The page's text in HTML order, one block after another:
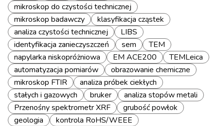
mikroskop do czystości technicznej
mikroskop badawczy
klasyfikacja cząstek
analiza czystości technicznej
LIBS
identyfikacja zanieczyszczeń
sem
TEM
napylarka niskopróżniowa
EM ACE200
TEMLeica
automatyzacja pomiarów
obrazowanie chemiczne
mikroskop FTIR
analiza próbek ciekłych
stałych i gazowych
bruker
analiza stopów metali
Przenośny spektrometr XRF
grubość powłok
geologia
kontrola RoHS/WEEE